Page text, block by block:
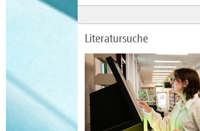
Literatursuche